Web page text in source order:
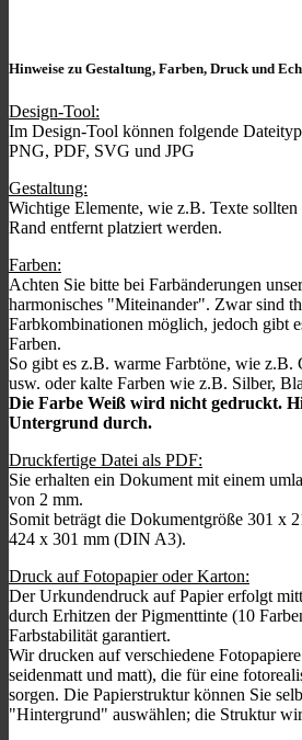
Hinweise zu Gestaltung, Farben, Druck und
Design-Tool:
Im Design-Tool können folgende
PNG, PDF, SVG und JPG
Gestaltung:
Wichtige Elemente, wie z.B. Texte
Rand entfernt platziert werden.
Farben:
Achten Sie bitte bei Farbänderungen
harmonisches "Miteinander". Zwar sind
Farbkombinationen möglich, jedoch gibt
Farben.
So gibt es z.B. warme Farbtöne, wie
usw. oder kalte Farben wie z.B. Silber,
Die Farbe Weiß wird nicht gedruckt.
Untergrund durch.
Druckfertige Datei als PDF:
Sie erhalten ein Dokument mit einem
von 2 mm.
Somit beträgt die Dokumentgröße 301 x
424 x 301 mm (DIN A3).
Druck auf Fotopapier oder Karton:
Der Urkundendruck auf Papier erfolgt
durch Erhitzen der Pigmenttinte (10
Farbstabilität garantiert.
Wir drucken auf verschiedene
seidenmatt und matt), die für eine
sorgen. Die Papierstruktur können Sie
"Hintergrund" auswählen; die Struktur